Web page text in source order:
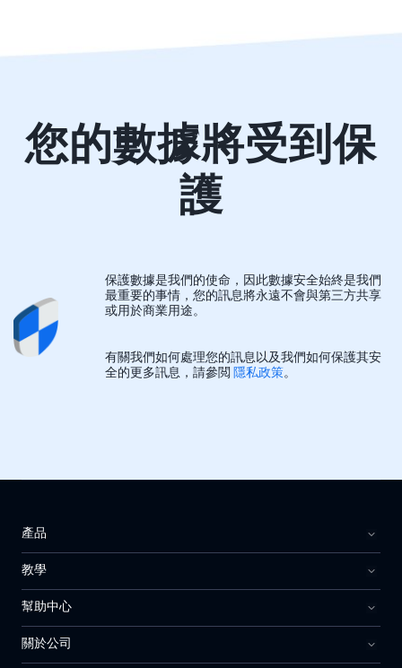
您的數據將受到保
護
保護數據是我們的使命，因此數據安全始終是我們
最重要的事情，您的訊息將永遠不會與第三方共享
或用於商業用途。
有關我們如何處理您的訊息以及我們如何保護其安
全的更多訊息，請參閲 隱私政策。
產品
教學
幫助中心
關於公司